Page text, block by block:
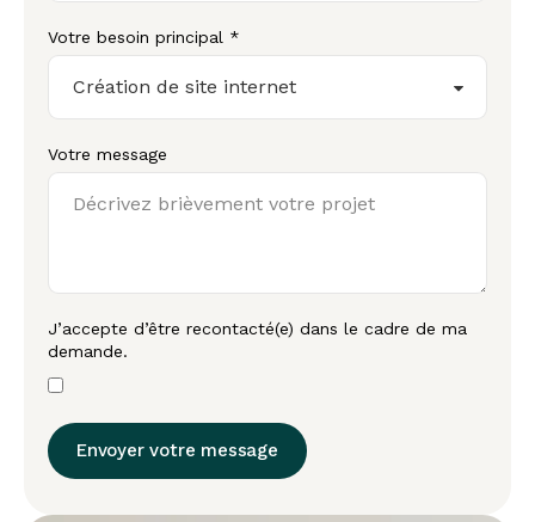
Votre besoin principal *
Votre message
J’accepte d’être recontacté(e) dans le cadre de ma
demande.
Envoyer votre message